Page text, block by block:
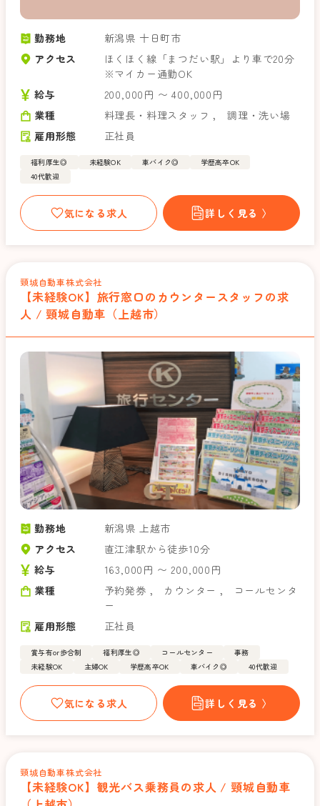
勤務地
新潟県 十日町市
アクセス
ほくほく線「まつだい駅」より車で20分
※マイカー通勤OK
給与
200,000円 〜 400,000円
業種
料理長・料理スタッフ，
調理・洗い場
雇用形態
正社員
福利厚生◎ 未経験OK 車バイク◎
学歴高卒OK
40代歓迎
気になる求人 詳しく見る 〉
頸城自動車株式会社
【未経験OK】旅行窓口のカウンタースタッフの求
人 / 頸城自動車（上越市）
勤務地
新潟県 上越市
アクセス
直江津駅から徒歩10分
給与
163,000円 〜 200,000円
業種
予約発券 ， カウンター，
コールセンタ
ー
雇用形態
正社員
賞与有or歩合制 福利厚生◎ コールセンター
事務
未経験OK
主婦OK 学歴高卒OK 車バイク◎ 40代歓迎
気になる求人 詳しく見る 〉
頸城自動車株式会社
【未経験OK】観光バス乗務員の求人 / 頸城自動車